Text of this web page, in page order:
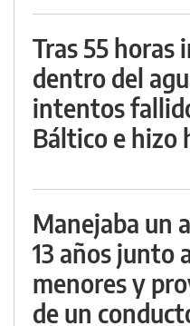
Tras 55
dentro del
intentos
Báltico e hizo
Manejaba un
13 años junto
menores y
de un